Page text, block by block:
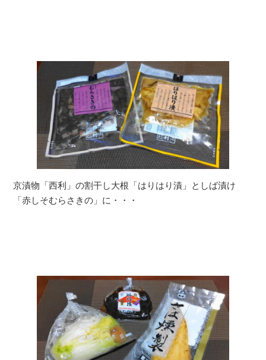
京漬物「西利」の割干し大根「はりはり漬」としば漬け
「赤しそむらさきの」に・・・